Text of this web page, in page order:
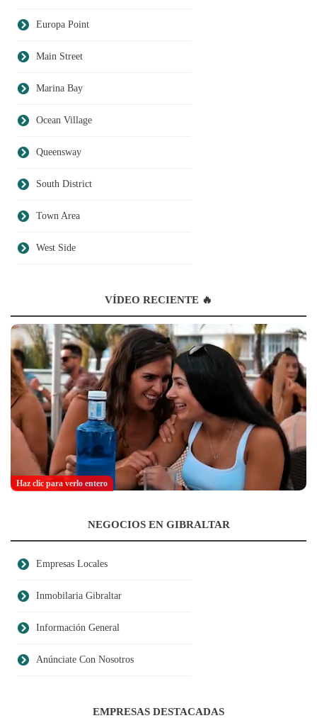
Europa Point
Main Street
Marina Bay
Ocean Village
Queensway
South District
Town Area
West Side
VÍDEO RECIENTE 🔥
Haz clic para verlo entero
NEGOCIOS EN GIBRALTAR
Empresas Locales
Inmobilaria Gibraltar
Información General
Anúnciate Con Nosotros
EMPRESAS DESTACADAS